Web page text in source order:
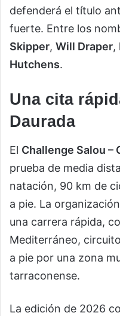
defenderá el título
fuerte. Entre los
Skipper, Will Draper,
Hutchens.
Una cita
Daurada
El Challenge Salou –
prueba de media
natación, 90 km de
a pie. La
una carrera rápida,
Mediterráneo,
a pie por una zona
tarraconense.
La edición de 2026